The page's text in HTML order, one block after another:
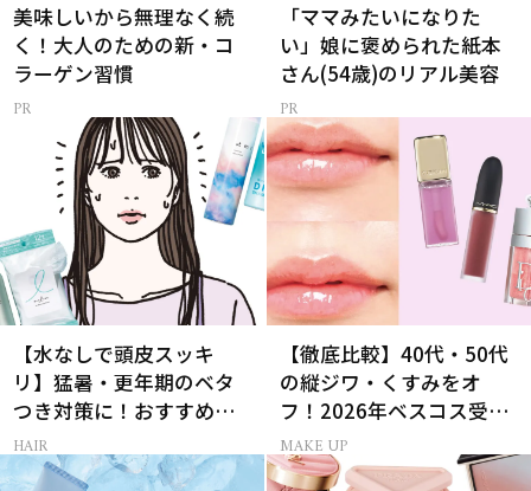
美味しいから無理なく続
く！大人のための新・コ
ラーゲン習慣
「ママみたいになりた
い」娘に褒められた紙本
さん(54歳)のリアル美容
【水なしで頭皮スッキ
リ】猛暑・更年期のベタ
つき対策に！おすすめ最
新ドライシャンプー4選
HAIR
【徹底比較】40代・50代
の縦ジワ・くすみをオ
フ！2026年ベスコス受賞
リキッドルージュ3選
MAKE UP